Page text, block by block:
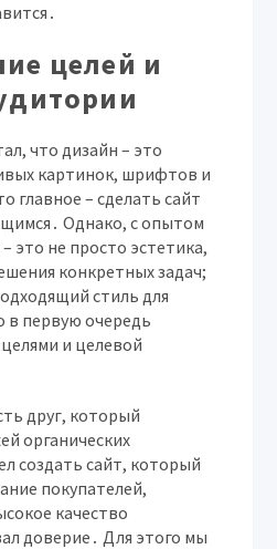
целей и
что дизайн – это
картинок, шрифтов и
главное – сделать сайт
Однако, с опытом
это не просто эстетика,
конкретных задач;
стиль для
в первую очередь
и целевой
друг, который
органических
создать сайт, который
покупателей,
качество
доверие․ Для этого мы